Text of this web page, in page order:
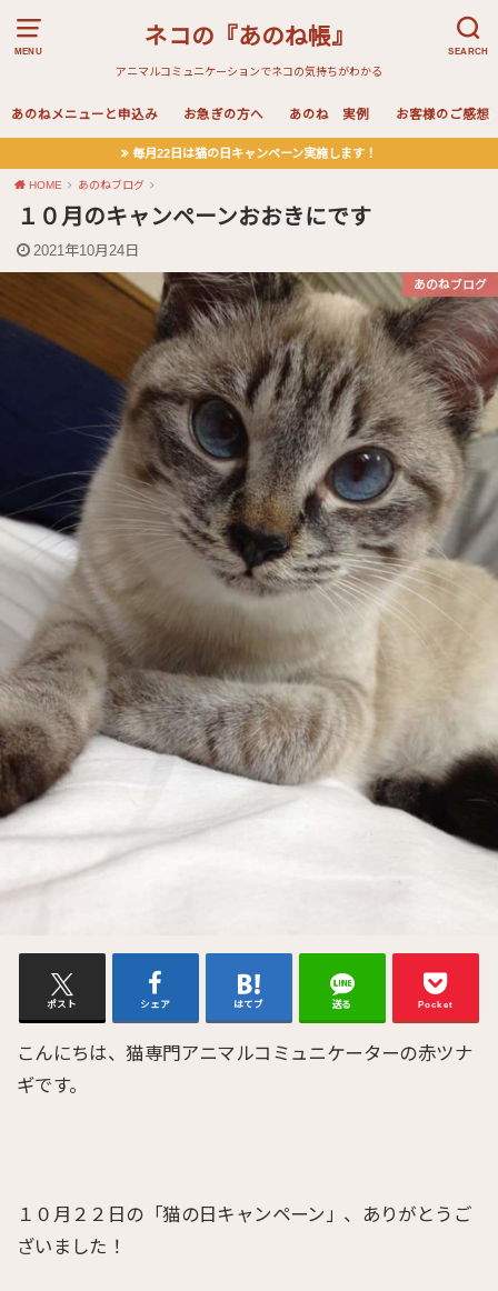
MENU SEARCH
ネコの『あのね帳』
アニマルコミュニケーションでネコの気持ちがわかる
あのねメニューと申込み お急ぎの方へ あのね 実例 お客様のご感想
毎月22日は猫の日キャンペーン実施します！
HOME あのねブログ
１０月のキャンペーンおおきにです
2021年10月24日
あのねブログ
ポスト シェア はてブ 送る Pocket
こんにちは、猫専門アニマルコミュニケーターの赤ツナ
ギです。
１０月２２日の「猫の日キャンペーン」、ありがとうご
ざいました！